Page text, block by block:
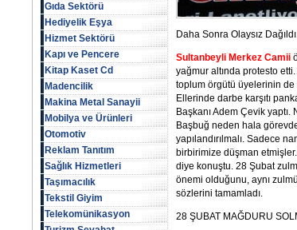
Gıda Sektörü
Hediyelik Eşya
Hizmet Sektörü
Kapı ve Pencere
Kitap Kaset Cd
Madencilik
Makina Metal Sanayii
Mobilya ve Ürünleri
Otomotiv
Reklam Tanıtım
Sağlık Hizmetleri
Taşımacılık
Tekstil Giyim
Telekomünikasyon
Daha Sonra Olaysız
Sultanbeyli Merkez Camii
yağmur altında protesto
toplum örgütü üyelerinin de
Ellerinde darbe karşıtı
Başkanı Adem Çevik
Başbuğ neden hala
yapılandırılmalı. Sadece
birbirimize düşman
diye konuştu. 28 Şubat
önemi olduğunu, aynı
sözlerini tamamladı.
28 ŞUBAT MAĞDURU